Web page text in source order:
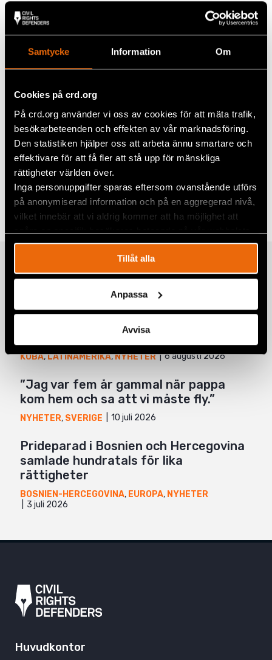
Samtycke Information Om
Cookies på crd.org
På crd.org använder vi oss av cookies för att mäta trafik,
besökarbeteenden och effekten av vår marknadsföring.
Den statistiken hjälper oss att arbeta ännu smartare och
effektivare för att få fler att stå upp för mänskliga
rättigheter världen över.
Inga personuppgifter sparas eftersom ovanstående utförs
på anonymiserad information och på en aggregerad nivå,
vilket innebär att vi aldrig kommer att ha möjlighet att
spåra en specifik besökares beteende på vår webbplats.
Tillåt alla
Anpassa
Avvisa
Skärpta och tydligare krav på vandel för
uppehållstillstånd
Informationsplikt
Med vänliga hälsningar,
Sofia Walan, generalsekreterare
John Stauffer, chefsjurist
Civil Rights Defenders
Dela
Facebook
Mail
TaggarAktuellt,Migration och asyl ,Sverige
Relaterade artiklar
Fem år senare har såret från den 11
juli på Kuba ännu inte läkt
KUBA,LATINAMERIKA,NYHETER 6 augusti 2026
”Jag var fem år gammal när pappa
kom hem och sa att vi måste fly.”
NYHETER, SVERIGE 10 juli 2026
Prideparad i Bosnien och Hercegovina
samlade hundratals för lika
rättigheter
BOSNIEN-HERCEGOVINA, EUROPA, NYHETER
3 juli 2026
Huvudkontor